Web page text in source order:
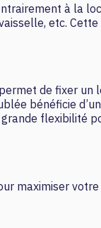
à la
etc.
de fixer
bénéficie
flexibilité
maximiser